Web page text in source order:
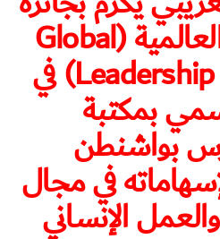
القيادة العالمية (Global
Leadership Award) في
بمكتبة
بواشنطن
في مجال
الإنساني